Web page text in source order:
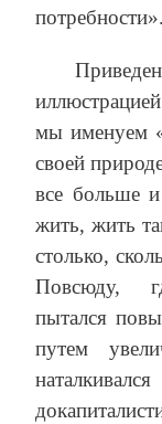
потребности».
мы именуем
своей
все больше
жить, жить
столько,
Повсюду,
пытался
путем